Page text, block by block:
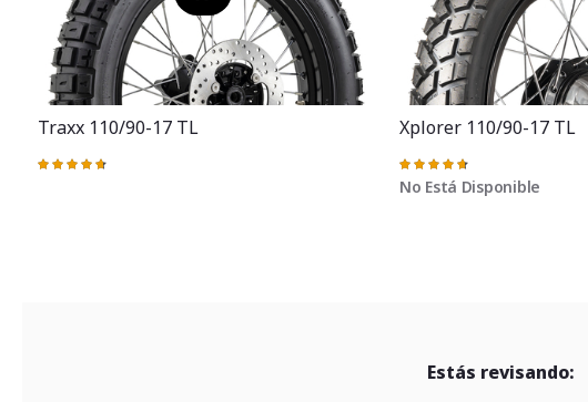
Traxx 110/90-17 TL
Valoración:
Xplorer 110/90-17 TL
Valoración:
95%
No Está Disponible
Estás revisando: